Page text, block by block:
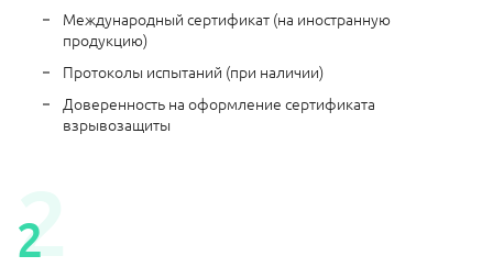
Международный сертификат (на иностранную
продукцию)
Протоколы испытаний (при наличии)
Доверенность на оформление сертификата
взрывозащиты